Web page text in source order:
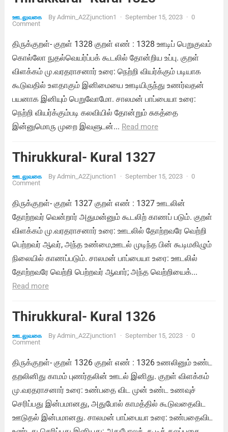
ஊடலுவகை By Admin_A2Zjunction1 · September 15, 2023 · 0
Comment
திருக்குறள்- குறள் 1328 குறள் எண் : 1328 ஊடிப் பெறுகுவம்
கொல்லோ நுதல்வெயர்ப்பக் கூடலில் தோன்றிய உப்பு. குறள்
விளக்கம் மு.வரதராசனார் உரை: நெற்றி வியர்க்கும் படியாக
கூடுவதில் உளதாகும் இனிமையை ஊடியிருந்து உணர்வதன்
பயனாக இனியும் பெறுவோமோ. சாலமன் பாப்பையா உரை:
நெற்றி வியர்க்கும்படி கலவியில் தோன்றும் சுகத்தை
இன்னுமொரு முறை இவளுடன்... Read more
Thirukkural- Kural 1327
ஊடலுவகை By Admin_A2Zjunction1 · September 15, 2023 · 0
Comment
திருக்குறள்- குறள் 1327 குறள் எண் : 1327 ஊடலின்
தோற்றவர் வென்றார் அதுமன்னும் கூடலிற் காணப் படும். குறள்
விளக்கம் மு.வரதராசனார் உரை: ஊடலில் தோற்றவரே வெற்றி
பெற்றவர் ஆவர், அந்த உண்மை,ஊடல் முடிந்த பின் கூடிமகிழும்
நிலையில் காணப்படும். சாலமன் பாப்பையா உரை: ஊடலில்
தோற்றவரே வெற்றி பெற்றவர் ஆவார்; அந்த வெற்றியைக்...
Read more
Thirukkural- Kural 1326
ஊடலுவகை By Admin_A2Zjunction1 · September 15, 2023 · 0
Comment
திருக்குறள்- குறள் 1326 குறள் எண் : 1326 உணலினும் உண்ட
தறலினிது காமம் புணர்தலின் ஊடல் இனிது. குறள் விளக்கம்
மு.வரதராசனார் உரை: உண்பதை விட முன் உண்ட உணவுச்
செரிப்பது இன்பமானது, அதுபோல் காமத்தில் கூடுவதைவிட
ஊடுதல் இன்பமானது. சாலமன் பாப்பையா உரை: உண்பதைவிட